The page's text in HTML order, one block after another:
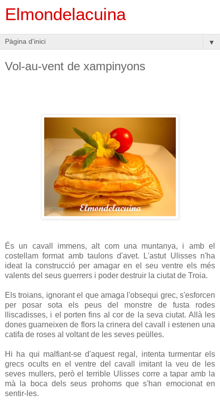
Elmondelacuina
▼
Vol-au-vent de xampinyons
És un cavall immens, alt com una muntanya, i amb el
costellam format amb taulons d'avet. L'astut Ulisses n'ha
ideat la construcció per amagar en el seu ventre els més
valents del seus guerrers i poder destruir la ciutat de Troia.
Els troians, ignorant el que amaga l'obsequi grec, s'esforcen
per posar sota els peus del monstre de fusta rodes
lliscadisses, i el porten fins al cor de la seva ciutat. Allà les
dones guarneixen de flors la crinera del cavall i estenen una
catifa de roses al voltant de les seves peülles.
Hi ha qui malfiant-se d'aquest regal, intenta turmentar els
grecs ocults en el ventre del cavall imitant la veu de les
seves mullers, però el terrible Ulisses corre a tapar amb la
mà la boca dels seus prohoms que s'han emocionat en
sentir-les.